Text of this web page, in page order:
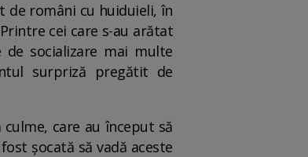
de români cu huiduieli, în
cei care s-au arătat
socializare mai multe
surpriză pregătit de
care au început să
șocată să vadă aceste